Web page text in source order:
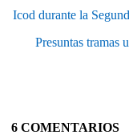
Icod durante la
Presuntas tramas
6 COMENTARIOS